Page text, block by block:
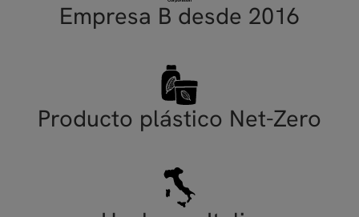
Empresa B desde 2016
Producto plástico Net-Zero